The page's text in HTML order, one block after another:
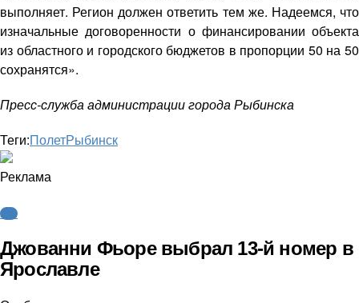
выполняет. Регион должен ответить тем же. Надеемся, что
изначальные договоренности о финансировании объекта
из областного и городского бюджетов в пропорции 50 на 50
сохранятся».
Пресс-служба администрации города Рыбинска
Теги:ПолетРыбинск
Реклама
КХЛ
Джованни Фьоре выбрал 13-й номер в
Ярославле